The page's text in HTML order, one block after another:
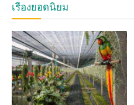
เรื่องยอดนิยม